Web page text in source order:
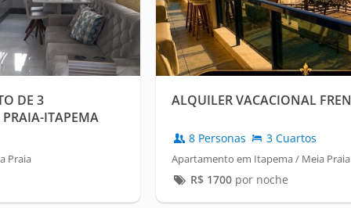
DE 3
ITAPEMA
Praia
ALQUILER VACACIONAL
8 Personas 3 Cuartos
Apartamento em Itapema / Meia Praia
R$ 1700por noche